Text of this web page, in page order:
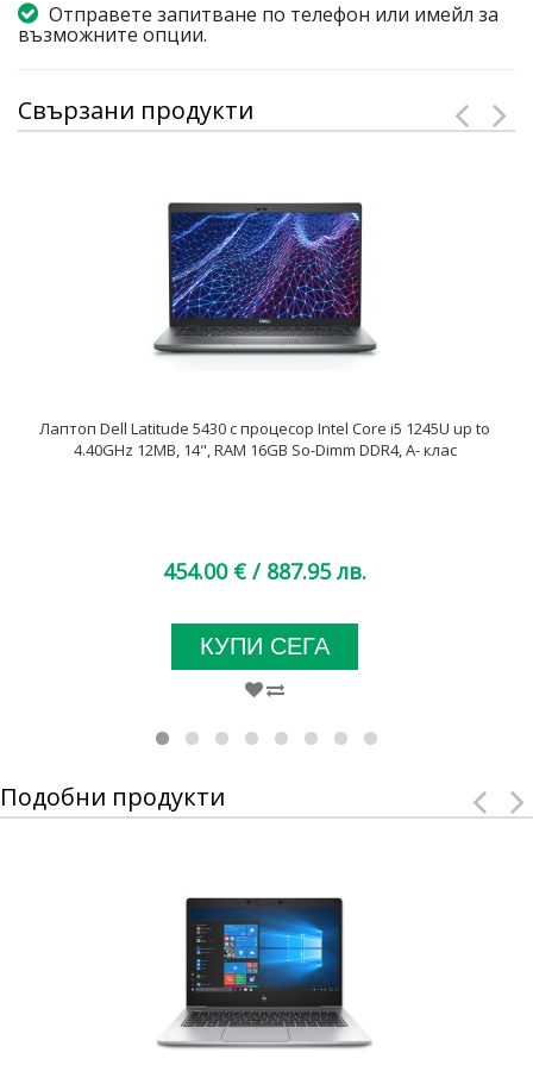
Отправете запитване по телефон или имейл за
възможните опции.
Свързани продукти
Лаптоп Dell Latitude 5430 с процесор Intel Core i5 1245U up to
4.40GHz 12MB, 14", RAM 16GB So-Dimm DDR4, A- клас
454.00 € / 887.95 лв.
КУПИ СЕГА
Подобни продукти